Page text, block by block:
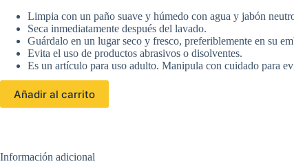
Limpia con un paño suave y húmedo con agua y jabón
Seca inmediatamente después del lavado.
Guárdalo en un lugar seco y fresco, preferiblemente en su
Evita el uso de productos abrasivos o disolventes.
Es un artículo para uso adulto. Manipula con cuidado para
Añadir al carrito
Información adicional